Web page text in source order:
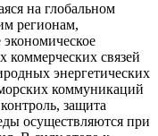
на глобальном
регионам,
коммерческих связей
энергетических
коммуникаций
защита
осуществляются при